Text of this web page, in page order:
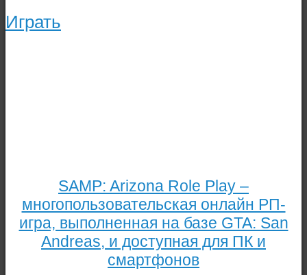
Играть
SAMP: Arizona Role Play –
многопользовательская онлайн РП-
игра, выполненная на базе GTA: San
Andreas, и доступная для ПК и
смартфонов